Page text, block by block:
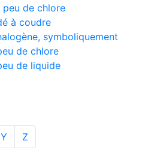
peu de chlore
à coudre
symboliquement
de chlore
de liquide
Y Z